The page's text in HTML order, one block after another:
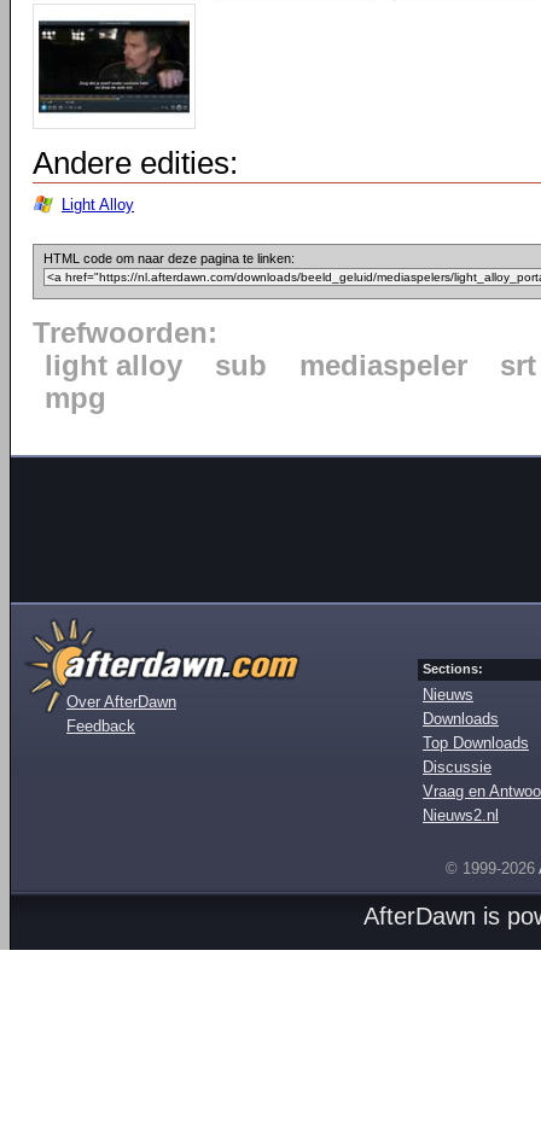
Andere edities:
Light Alloy
HTML code om naar deze pagina te linken:
Trefwoorden:
light alloy
sub mediaspeler
srt
mpg
Over AfterDawn
Feedback
Sections:
Nieuws
Downloads
Top Downloads
Discussie
Vraag en
Nieuws2.nl
© 1999-2026
AfterDawn is